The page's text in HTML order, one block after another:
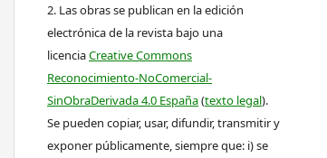
2. Las obras se publican en la edición
electrónica de la revista bajo una
licenciaCreative Commons
Reconocimiento-NoComercial-
SinObraDerivada 4.0 España(texto legal).
Se pueden copiar, usar, difundir, transmitir y
exponer públicamente, siempre que: i) se